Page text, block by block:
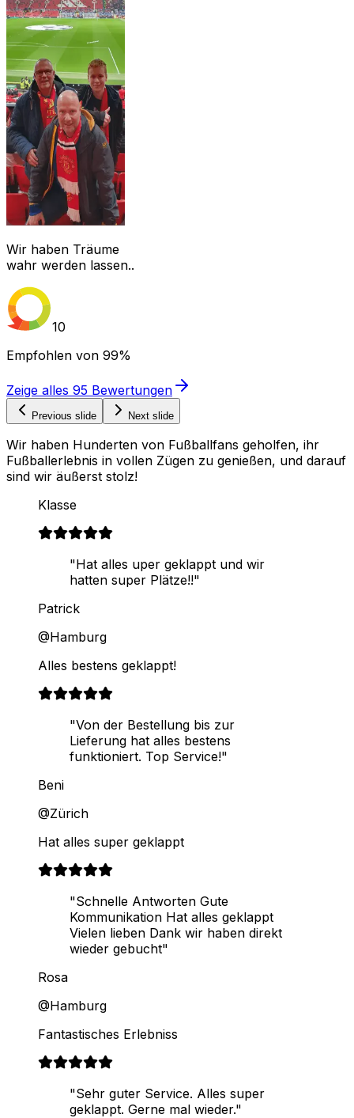
Wir haben Träume
wahr werden lassen..
10
Empfohlen von 99%
Zeige alles 95 Bewertungen
Previous slide Next slide
Wir haben Hunderten von Fußballfans geholfen, ihr
Fußballerlebnis in vollen Zügen zu genießen, und darauf
sind wir äußerst stolz!
Klasse
"Hat alles uper geklappt und wir
hatten super Plätze!!"
Patrick
@Hamburg
Alles bestens geklappt!
"Von der Bestellung bis zur
Lieferung hat alles bestens
funktioniert. Top Service!"
Beni
@Zürich
Hat alles super geklappt
"Schnelle Antworten Gute
Kommunikation Hat alles geklappt
Vielen lieben Dank wir haben direkt
wieder gebucht"
Rosa
@Hamburg
Fantastisches Erlebniss
"Sehr guter Service. Alles super
geklappt. Gerne mal wieder."